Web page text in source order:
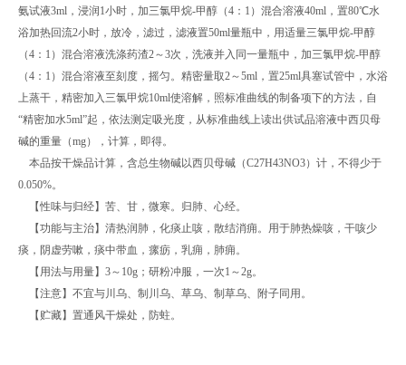
氨试液3ml，浸润1小时，加三氯甲烷-甲醇（4：1）混合溶液40ml，置80℃水
浴加热回流2小时，放冷，滤过，滤液置50ml量瓶中，用适量三氯甲烷-甲醇
（4：1）混合溶液洗涤药渣2～3次，洗液并入同一量瓶中，加三氯甲烷-甲醇
（4：1）混合溶液至刻度，摇匀。精密量取2～5ml，置25ml具塞试管中，水浴
上蒸干，精密加入三氯甲烷10ml使溶解，照标准曲线的制备项下的方法，自
“精密加水5ml”起，依法测定吸光度，从标准曲线上读出供试品溶液中西贝母
碱的重量（mg），计算，即得。
本品按干燥品计算，含总生物碱以西贝母碱（C27H43NO3）计，不得少于
0.050%。
【性味与归经】苦、甘，微寒。归肺、心经。
【功能与主治】清热润肺，化痰止咳，散结消痈。用于肺热燥咳，干咳少
痰，阴虚劳嗽，痰中带血，瘰疬，乳痈，肺痈。
【用法与用量】3～10g；研粉冲服，一次1～2g。
【注意】不宜与川乌、制川乌、草乌、制草乌、附子同用。
【贮藏】置通风干燥处，防蛀。